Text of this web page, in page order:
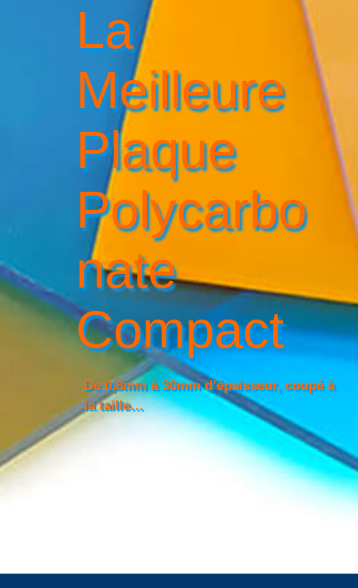
La
Meilleure
Plaque
Polycarbo
Nate
Compact
De 0,8mm à 30mm d’épaisseur, coupé à
la taille…